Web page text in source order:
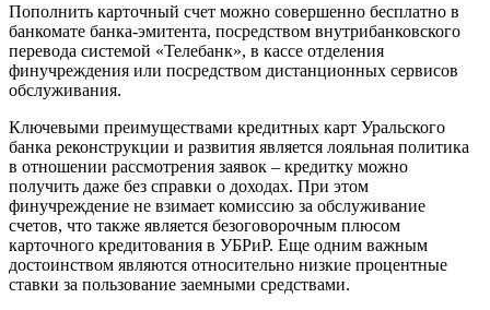
Пополнить карточный счет можно совершенно бесплатно в
банкомате банка-эмитента, посредством внутрибанковского
перевода системой «Телебанк», в кассе отделения
финучреждения или посредством дистанционных сервисов
обслуживания.
Ключевыми преимуществами кредитных карт Уральского
банка реконструкции и развития является лояльная политика
в отношении рассмотрения заявок – кредитку можно
получить даже без справки о доходах. При этом
финучреждение не взимает комиссию за обслуживание
счетов, что также является безоговорочным плюсом
карточного кредитования в УБРиР. Еще одним важным
достоинством являются относительно низкие процентные
ставки за пользование заемными средствами.